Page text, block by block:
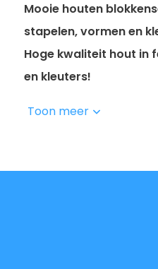
Mooie houten
stapelen, vormen en
Hoge kwaliteit hout in
en kleuters!
De blokkenset bestaat
blokken, natuurlijk
geschilderd in felle
Toon meer